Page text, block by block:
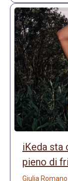
iKeda sta
pieno di
Giulia Romano